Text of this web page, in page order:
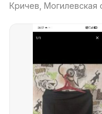
Кричев, Могилевская